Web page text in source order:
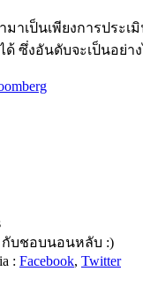
มาเป็นเพียงการประ
ซึ่งอันดับจะเป็นอย่า
กับชอบนอนหลับ :)
: Facebook, Twitter